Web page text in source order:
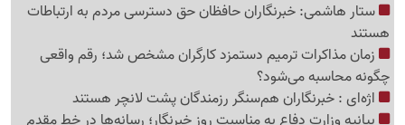
ستار هاشمی: خبرنگاران حافظان حق دسترسی مردم به ارتباطات
هستند
زمان مذاکرات ترمیم دستمزد کارگران مشخص شد؛ رقم واقعی
چگونه محاسبه می‌شود؟
اژه‌ای : خبرنگاران هم‌سنگر رزمندگان پشت لانچر هستند